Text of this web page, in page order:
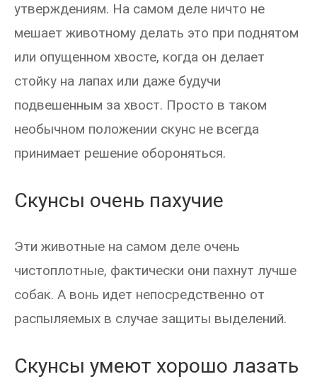
утверждениям. На самом деле ничто не
мешает животному делать это при поднятом
или опущенном хвосте, когда он делает
стойку на лапах или даже будучи
подвешенным за хвост. Просто в таком
необычном положении скунс не всегда
принимает решение обороняться.
Скунсы очень пахучие
Эти животные на самом деле очень
чистоплотные, фактически они пахнут лучше
собак. А вонь идет непосредственно от
распыляемых в случае защиты выделений.
Скунсы умеют хорошо лазать